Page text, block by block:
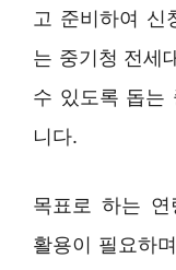
고 준비하여 신
는 중기청 전세
수 있도록 돕는
니다.
목표로 하는
활용이 필요하